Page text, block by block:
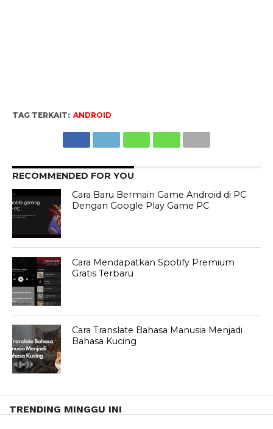
TAG TERKAIT: ANDROID
RECOMMENDED FOR YOU
Cara Baru Bermain Game Android di PC
Dengan Google Play Game PC
Cara Mendapatkan Spotify Premium
Gratis Terbaru
Cara Translate Bahasa Manusia Menjadi
Bahasa Kucing
TRENDING MINGGU INI